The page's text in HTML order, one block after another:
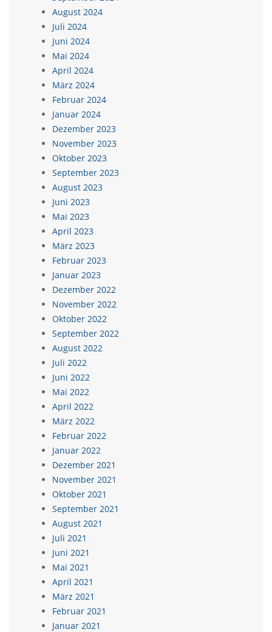
August 2024
Juli 2024
Juni 2024
Mai 2024
April 2024
März 2024
Februar 2024
Januar 2024
Dezember 2023
November 2023
Oktober 2023
September 2023
August 2023
Juni 2023
Mai 2023
April 2023
März 2023
Februar 2023
Januar 2023
Dezember 2022
November 2022
Oktober 2022
September 2022
August 2022
Juli 2022
Juni 2022
Mai 2022
April 2022
März 2022
Februar 2022
Januar 2022
Dezember 2021
November 2021
Oktober 2021
September 2021
August 2021
Juli 2021
Juni 2021
Mai 2021
April 2021
März 2021
Februar 2021
Januar 2021